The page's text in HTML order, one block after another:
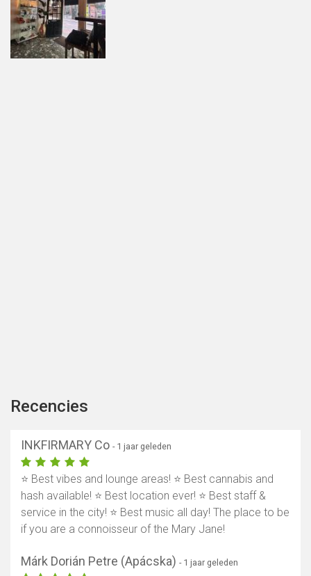
Toon kaart
Recencies
INKFIRMARY Co - 1 jaar geleden
⭐️ Best vibes and lounge areas! ⭐️ Best cannabis and
hash available! ⭐️ Best location ever! ⭐️ Best staff &
service in the city! ⭐️ Best music all day! The place to be
if you are a connoisseur of the Mary Jane!
Márk Dorián Petre (Apácska) - 1 jaar geleden